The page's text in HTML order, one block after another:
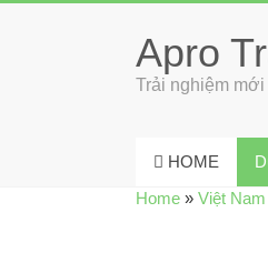
Apro
Trải nghiệm
HOME
Home » Việt Nam